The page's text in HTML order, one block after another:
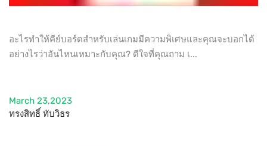
อะไรทำให้คีย์บอร์ดสำหรับเล่นเกมมีความพิเศษและคุณจะบอกได้
อย่างไรว่าอันไหนเหมาะกับคุณ? ดีใจที่คุณถาม เ...
March 23,2023
ทรงสิทธิ์ ทับวิธร